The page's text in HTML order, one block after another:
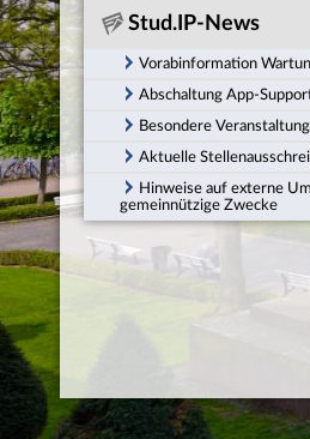
Stud.IP-News
Vorabinformation
Abschaltung App-
Besondere
Aktuelle
Hinweise auf externe
gemeinnützige Zwecke